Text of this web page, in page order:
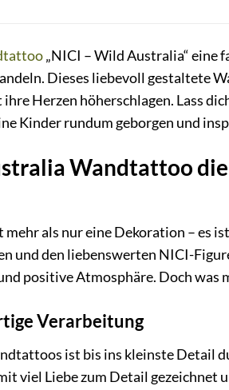
„NICI – Wild Australia“ eine
Dieses liebevoll gestaltete
Herzen höherschlagen. Lass
Kinder rundum geborgen und
Wandtattoo
als nur eine Dekoration – es
und den liebenswerten NICI-
positive Atmosphäre. Doch was
Verarbeitung
ist bis ins kleinste Detail
viel Liebe zum Detail